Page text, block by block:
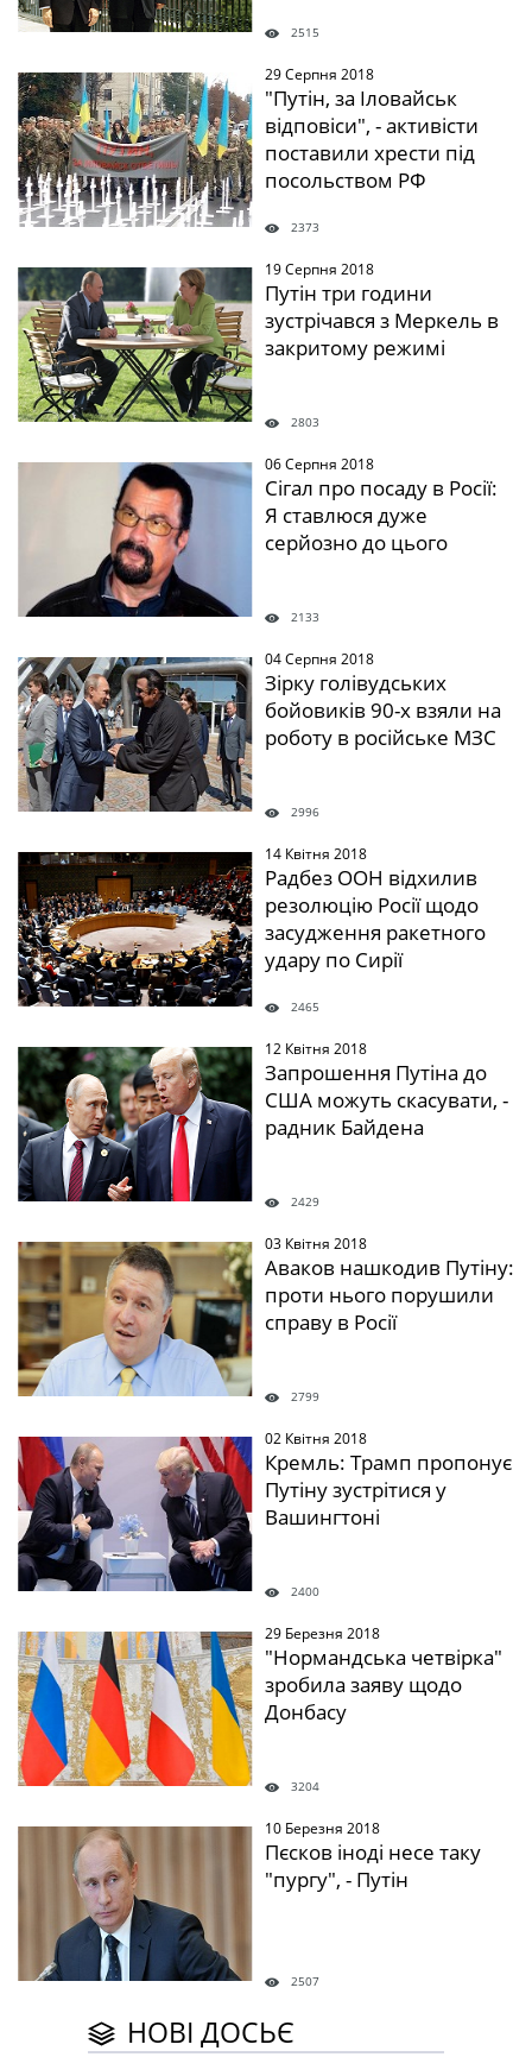
2515
" /> 29 Серпня 2018
"Путін, за Іловайськ
відповіси", - активісти
поставили хрести під
посольством РФ
2373
" /> 19 Серпня 2018
Путін три години
зустрічався з Меркель в
закритому режимі
2803
06 Серпня 2018
Сігал про посаду в Росії:
Я ставлюся дуже
серйозно до цього
2133
" /> 04 Серпня 2018
Зірку голівудських
бойовиків 90-х взяли на
роботу в російське МЗС
2996
" /> 14 Квітня 2018
Радбез ООН відхилив
резолюцію Росії щодо
засудження ракетного
удару по Сирії
2465
" /> 12 Квітня 2018
Запрошення Путіна до
США можуть скасувати, -
радник Байдена
2429
" /> 03 Квітня 2018
Аваков нашкодив Путіну:
проти нього порушили
справу в Росії
2799
" /> 02 Квітня 2018
Кремль: Трамп пропонує
Путіну зустрітися у
Вашингтоні
2400
" /> 29 Березня 2018
"Нормандська четвірка"
зробила заяву щодо
Донбасу
3204
10 Березня 2018
Пєсков іноді несе таку
"пургу", - Путін
2507
НОВІ ДОСЬЄ